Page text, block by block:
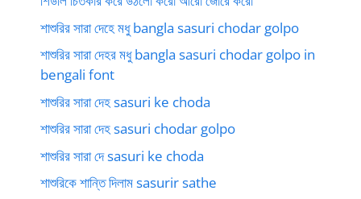
শাশুরির সারা দেহে মধু bangla sasuri chodar golpo
শাশুরির সারা দেহর মধু bangla sasuri chodar golpo in
bengali font
শাশুরির সারা দেহ sasuri ke choda
শাশুরির সারা দেহ sasuri chodar golpo
শাশুরির সারা দে sasuri ke choda
শাশুরিকে শান্তি দিলাম sasurir sathe